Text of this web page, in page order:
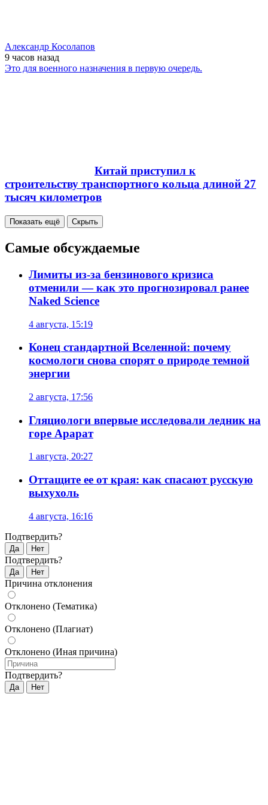
Александр Косолапов
9 часов назад
Это для военного назначения в первую очередь.
Китай приступил к
строительству транспортного кольца длиной 27
тысяч километров
Показать ещё Скрыть
Самые обсуждаемые
Лимиты из-за бензинового кризиса
отменили — как это прогнозировал ранее
Naked Science
4 августа, 15:19
Конец стандартной Вселенной: почему
космологи снова спорят о природе темной
энергии
2 августа, 17:56
Гляциологи впервые исследовали ледник на
горе Арарат
1 августа, 20:27
Оттащите ее от края: как спасают русскую
выхухоль
4 августа, 16:16
Подтвердить?
Да Нет
Подтвердить?
Да Нет
Причина отклонения
Отклонено (Тематика)
Отклонено (Плагиат)
Отклонено (Иная причина)
Подтвердить?
Да Нет